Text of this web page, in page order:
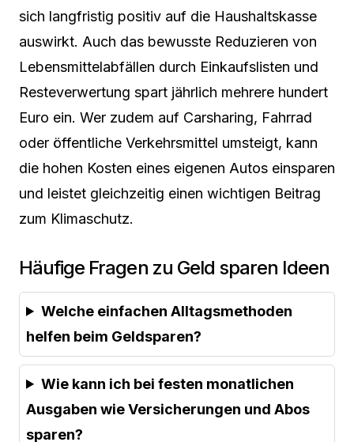
sich langfristig positiv auf die Haushaltskasse
auswirkt. Auch das bewusste Reduzieren von
Lebensmittelabfällen durch Einkaufslisten und
Resteverwertung spart jährlich mehrere hundert
Euro ein. Wer zudem auf Carsharing, Fahrrad
oder öffentliche Verkehrsmittel umsteigt, kann
die hohen Kosten eines eigenen Autos einsparen
und leistet gleichzeitig einen wichtigen Beitrag
zum Klimaschutz.
Häufige Fragen zu Geld sparen Ideen
Welche einfachen Alltagsmethoden
helfen beim Geldsparen?
Wie kann ich bei festen monatlichen
Ausgaben wie Versicherungen und Abos
sparen?